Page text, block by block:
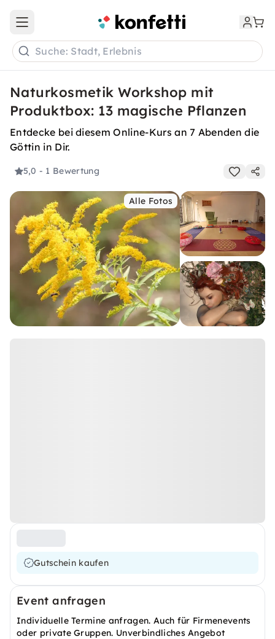
Open main menu
Suche: Stadt, Erlebnis
Naturkosmetik Workshop mit
Produktbox: 13 magische Pflanzen
Entdecke bei diesem Online-Kurs an 7 Abenden die
Göttin in Dir.
5,0 - 1 Bewertung
Alle Fotos
Gutschein kaufen
Event anfragen
Individuelle Termine anfragen. Auch für Firmenevents
oder private Gruppen. Unverbindliches Angebot